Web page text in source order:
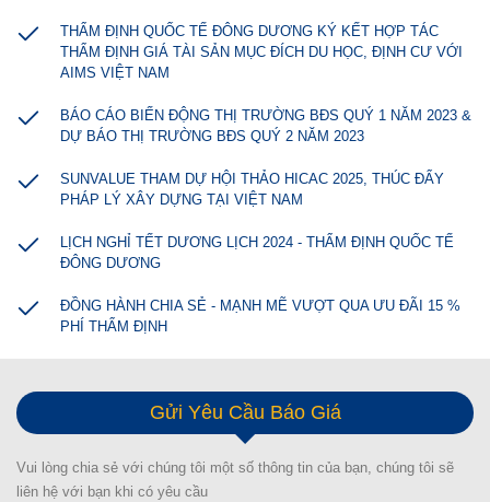
THẨM ĐỊNH QUỐC TẾ ĐÔNG DƯƠNG KÝ KẾT HỢP TÁC
THẨM ĐỊNH GIÁ TÀI SẢN MỤC ĐÍCH DU HỌC, ĐỊNH CƯ VỚI
AIMS VIỆT NAM
BÁO CÁO BIẾN ĐỘNG THỊ TRƯỜNG BĐS QUÝ 1 NĂM 2023 &
DỰ BÁO THỊ TRƯỜNG BĐS QUÝ 2 NĂM 2023
SUNVALUE THAM DỰ HỘI THẢO HICAC 2025, THÚC ĐẨY
PHÁP LÝ XÂY DỰNG TẠI VIỆT NAM
LỊCH NGHỈ TẾT DƯƠNG LỊCH 2024 - THẨM ĐỊNH QUỐC TẾ
ĐÔNG DƯƠNG
ĐỒNG HÀNH CHIA SẺ - MẠNH MẼ VƯỢT QUA ƯU ĐÃI 15 %
PHÍ THẨM ĐỊNH
Gửi Yêu Cầu Báo Giá
Vui lòng chia sẻ với chúng tôi một số thông tin của bạn, chúng tôi sẽ
liên hệ với bạn khi có yêu cầu